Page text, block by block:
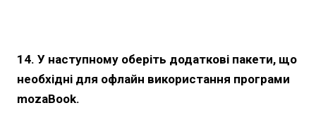
14. У наступному оберіть додаткові пакети, що
необхідні для офлайн використання програми
mozaBook.